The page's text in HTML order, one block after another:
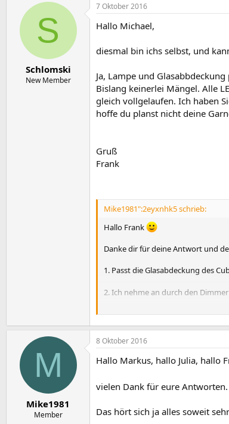
S
Schlomski
New Member
7 Oktober 2016
Hallo Michael,
diesmal bin ichs selbst, und
Ja, Lampe und
Bislang keinerlei Mängel. Alle
gleich vollgelaufen. Ich haben
hoffe du planst nicht deine
Gruß
Frank
Mike1981":2eyxnhk5 schrieb:
Hallo Frank
Danke dir für deine Antwort und
1. Passt die Glasabdeckung des
2. Ich nehme an durch den
3. Da du sie ja nun ca. ein Jahre
verdampfendes Wasser bzw.
Vielen Dank für deine Antworten.
LG,
M
Mike1981
Member
8 Oktober 2016
Hallo Markus, hallo Julia, hallo
vielen Dank für eure Antworten.
Das hört sich ja alles soweit